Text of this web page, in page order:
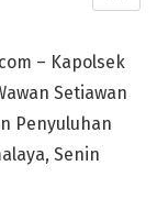
– Kapolsek
Setiawan
Penyuluhan
Senin